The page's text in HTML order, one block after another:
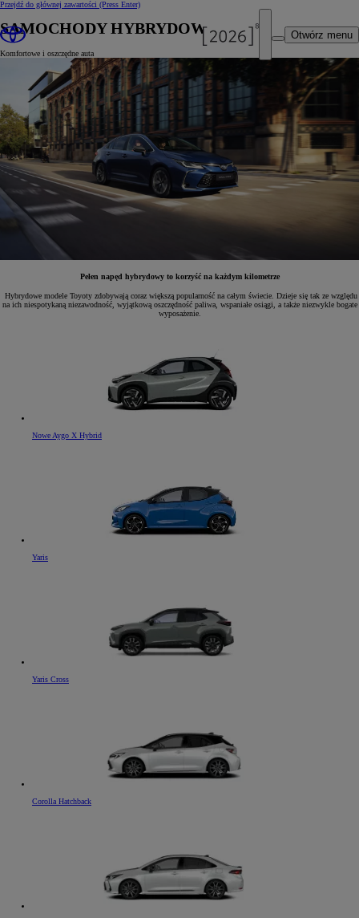
Przejdź do głównej zawartości (Press Enter)
Otwórz menu
SAMOCHODY HYBRYDOWE
Komfortowe i oszczędne auta
Pełen napęd hybrydowy to korzyść na każdym kilometrze
Hybrydowe modele Toyoty zdobywają coraz większą popularność na całym świecie. Dzieje się tak ze względu
na ich niespotykaną niezawodność, wyjątkową oszczędność paliwa, wspaniałe osiągi, a także niezwykle bogate
wyposażenie.
Nowe Aygo X Hybrid
Yaris
Yaris Cross
Corolla Hatchback